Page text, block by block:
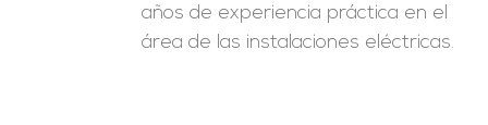
años de experiencia práctica en el
área de las instalaciones eléctricas.